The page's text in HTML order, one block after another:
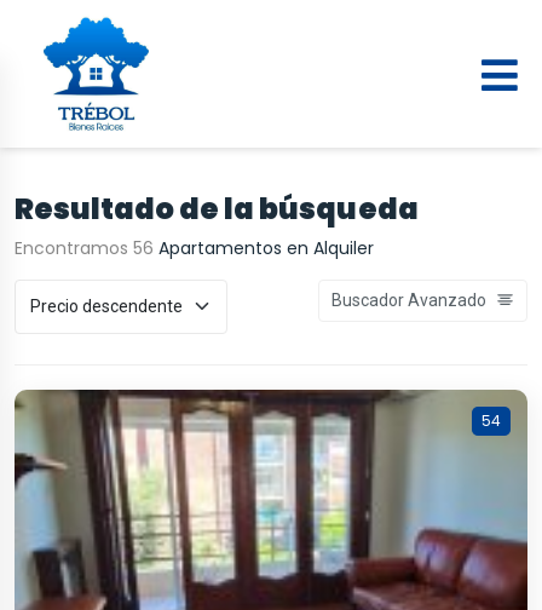
Resultado de la búsqueda
Encontramos 56 Apartamentos en Alquiler
Buscador Avanzado
54